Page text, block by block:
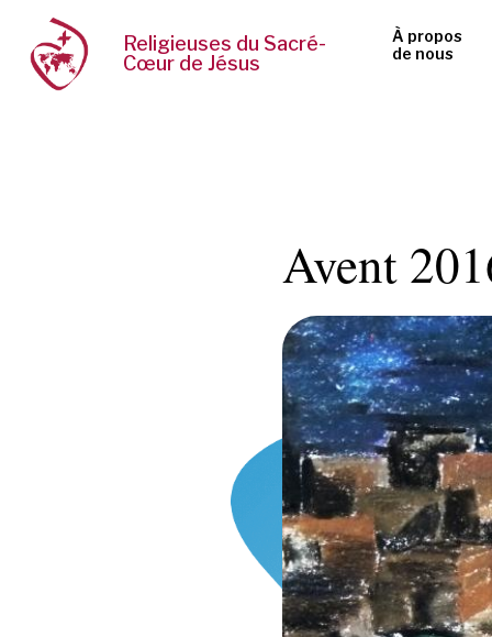
Religieuses du Sacré-
Cœur de Jésus
À propos
de nous
Avent